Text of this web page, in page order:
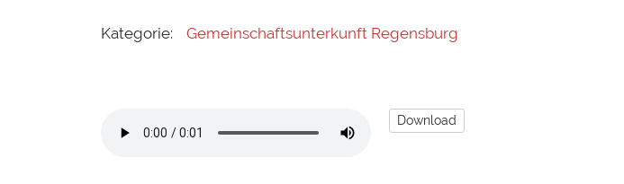
Kategorie: Gemeinschaftsunterkunft Regensburg
Download